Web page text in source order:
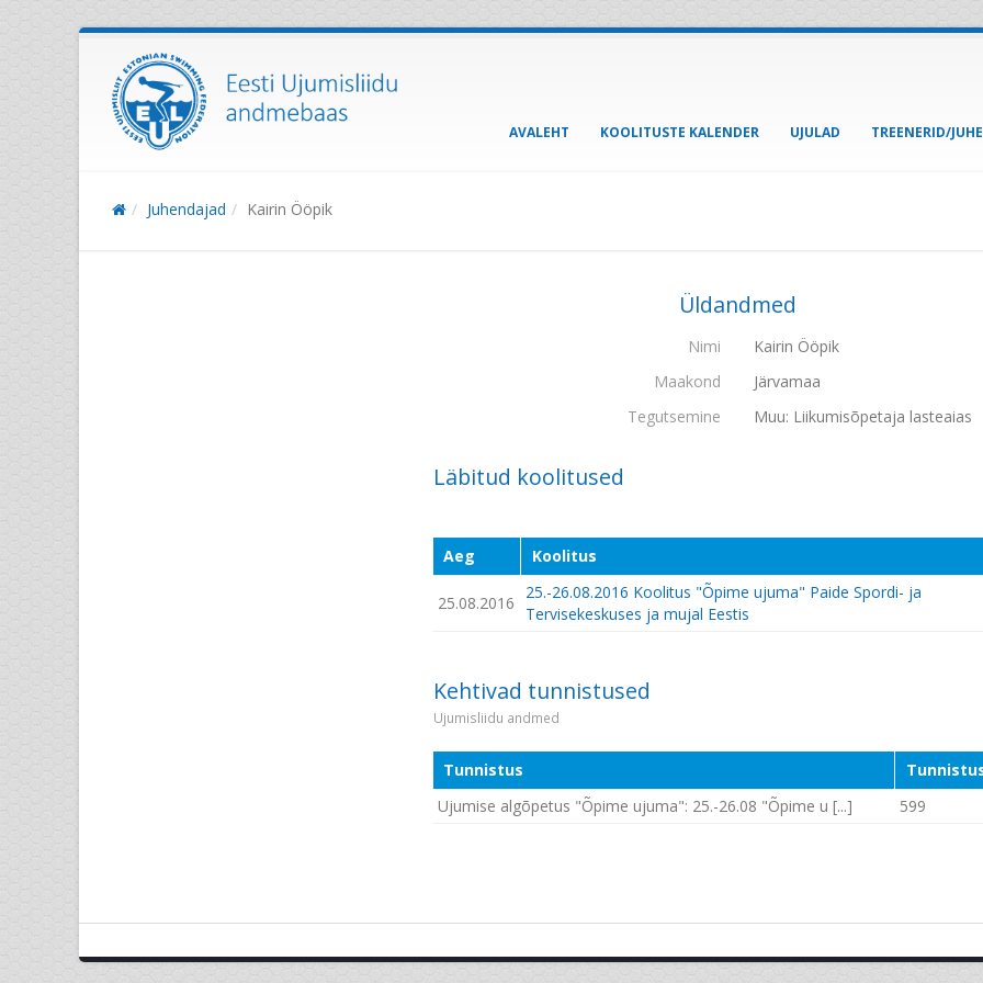
AVALEHT KOOLITUSTE KALENDER UJULAD TREENERID/
Juhendajad Kairin Ööpik
Üldandmed
Nimi
Kairin Ööpik
Maakond
Järvamaa
Tegutsemine
Muu: Liikumisõpetaja lasteaias
Läbitud koolitused
Aeg Koolitus
25.08.2016
25.-26.08.2016 Koolitus "Õpime ujuma" Paide Spordi- ja
Tervisekeskuses ja mujal Eestis
Kehtivad tunnistused
Ujumisliidu andmed
Tunnistus
Ujumise algõpetus "Õpime ujuma": 25.-26.08 "Õpime u [...]
599